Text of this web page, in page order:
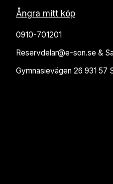
Ångra mitt köp
0910-701201
Reservdelar@e-son.se &
Gymnasievägen 26 931 57